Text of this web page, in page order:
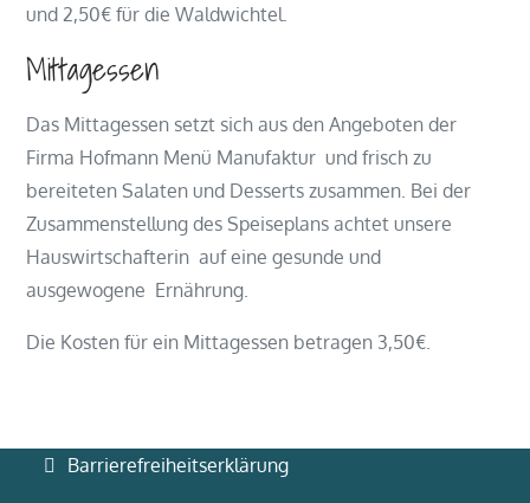
und 2,50€ für die Waldwichtel.
Mittagessen
Das Mittagessen setzt sich aus den Angeboten der
Firma Hofmann Menü Manufaktur und frisch zu
bereiteten Salaten und Desserts zusammen. Bei der
Zusammenstellung des Speiseplans achtet unsere
Hauswirtschafterin auf eine gesunde und
ausgewogene Ernährung.
Die Kosten für ein Mittagessen betragen 3,50€.
Barrierefreiheitserklärung